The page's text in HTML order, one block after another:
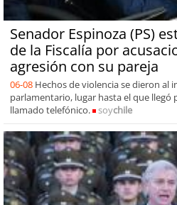
Senador Espinoza (PS)
de la Fiscalía por
agresión con su pareja
06-08 Hechos de violencia se dieron
parlamentario, lugar hasta el que llegó
llamado telefónico.
soychile